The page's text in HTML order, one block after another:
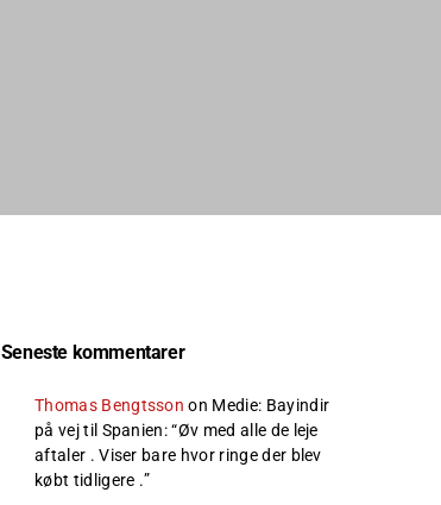
Seneste kommentarer
Thomas Bengtsson on Medie: Bayindir
på vej til Spanien: “Øv med alle de leje
aftaler . Viser bare hvor ringe der blev
købt tidligere .”